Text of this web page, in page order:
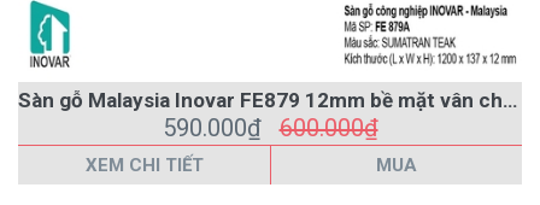
Sàn gỗ Malaysia Inovar FE879 12mm bề mặt vân chìm
590.000₫600.000₫
XEM CHI TIẾT MUA